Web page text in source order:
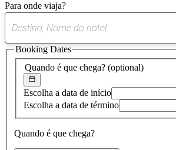
Para onde viaja?
sugestão
encontrada
Quando é que chega? (optional)
Escolha a data de início
Escolha a data de término
Quando é que chega?
Booking Dates